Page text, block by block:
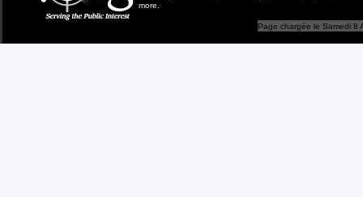
more.
Page chargée le Samedi 8